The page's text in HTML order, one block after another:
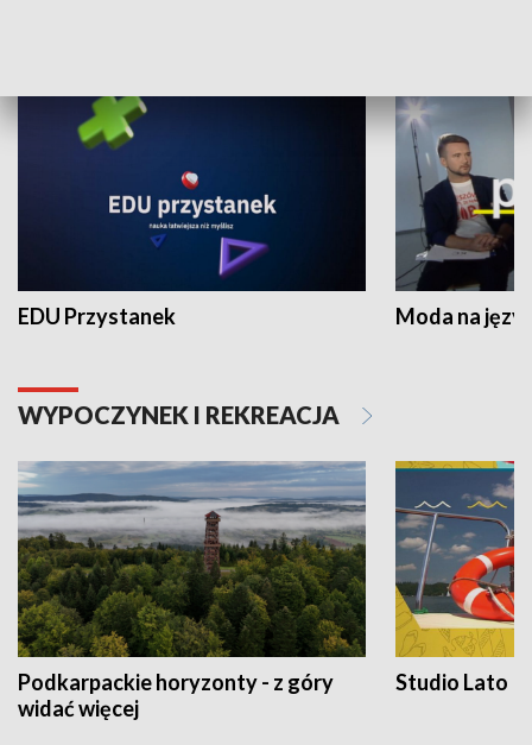
EDU Przystanek Moda na
WYPOCZYNEK I REKREACJA
Podkarpackie horyzonty - z góry
widać więcej
Studio Lato